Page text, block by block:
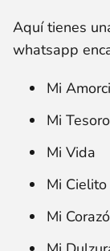
Aquí tienes
whatsapp
Mi
Mi Tesoro
Mi Vida
Mi Cielito
Mi